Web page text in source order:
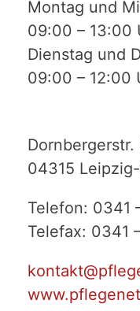
Montag und
09:00 – 13:00
Dienstag und
09:00 – 12:00
Dornbergerstr.
04315
Telefon: 0341
Telefax: 0341